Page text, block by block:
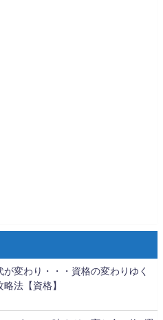
が変わり・・・資格の変わりゆく
法【資格】